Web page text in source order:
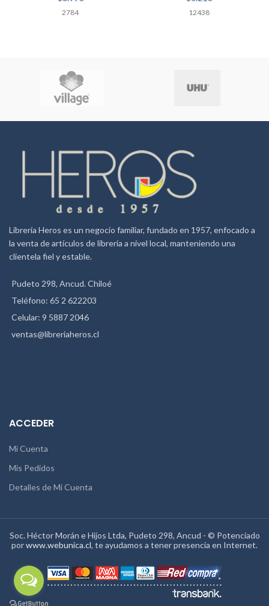
2784 12438
Librería Heros es un negocio familiar, fundado en 1957, enfocado a
la venta de artículos de librería a nivel local, manteniendo una
clientela fiel y estable.
Pudeto 298, Ancud. Chiloé
Teléfono: 65 2 622203
Celular: 9 5887 2046
ventas@libreriaheros.cl
ACCEDER
Mi Cuenta
Mis Pedidos
Detalles de Mi Cuenta
Soc. Héctor Morán e Hijos Ltda, Pudeto 298, Ancud - © Potenciado
porwww.webunica.cl, te ayudamos a tener presencia en Internet.